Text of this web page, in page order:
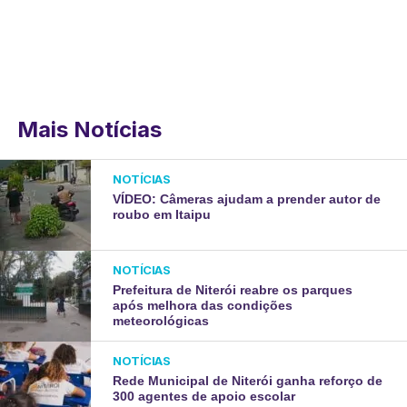
Mais Notícias
NOTÍCIAS
VÍDEO: Câmeras ajudam a prender autor de
roubo em Itaipu
NOTÍCIAS
Prefeitura de Niterói reabre os parques
após melhora das condições
meteorológicas
NOTÍCIAS
Rede Municipal de Niterói ganha reforço de
300 agentes de apoio escolar